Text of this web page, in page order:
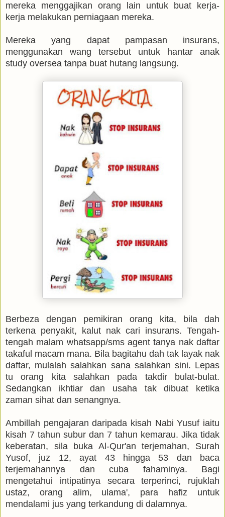
mereka menggajikan orang lain untuk buat kerja-
kerja melakukan perniagaan mereka.
Mereka yang dapat pampasan insurans,
menggunakan wang tersebut untuk hantar anak
study oversea tanpa buat hutang langsung.
Berbeza dengan pemikiran orang kita, bila dah
terkena penyakit, kalut nak cari insurans. Tengah-
tengah malam whatsapp/sms agent tanya nak daftar
takaful macam mana. Bila bagitahu dah tak layak nak
daftar, mulalah salahkan sana salahkan sini. Lepas
tu orang kita salahkan pada takdir bulat-bulat.
Sedangkan ikhtiar dan usaha tak dibuat ketika
zaman sihat dan senangnya.
Ambillah pengajaran daripada kisah Nabi Yusuf iaitu
kisah 7 tahun subur dan 7 tahun kemarau. Jika tidak
keberatan, sila buka Al-Qur'an terjemahan, Surah
Yusof, juz 12, ayat 43 hingga 53 dan baca
terjemahannya dan cuba fahaminya. Bagi
mengetahui intipatinya secara terperinci, rujuklah
ustaz, orang alim, ulama', para hafiz untuk
mendalami jus yang terkandung di dalamnya.